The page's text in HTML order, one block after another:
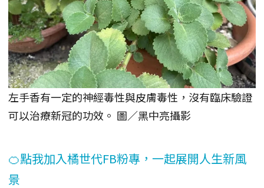
左手香有一定的神經毒性與皮膚毒性，沒有臨床驗證
可以治療新冠的功效。 圖／黑中亮攝影
🍊點我加入橘世代FB粉專，一起展開人生新風
景